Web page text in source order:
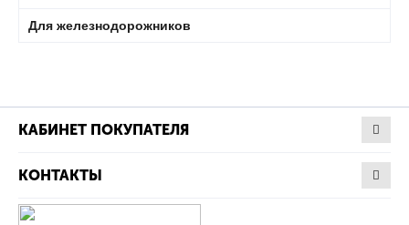
Для железнодорожников
КАБИНЕТ ПОКУПАТЕЛЯ
КОНТАКТЫ